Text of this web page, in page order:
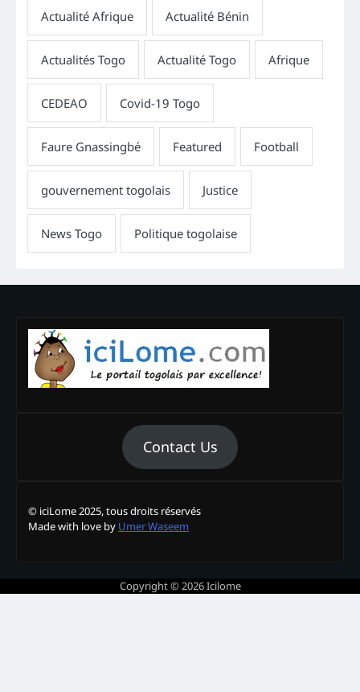
Contact Us
© iciLome 2025, tous droits réservés
Made with love by Umer Waseem
Copyright © 2026Icilome